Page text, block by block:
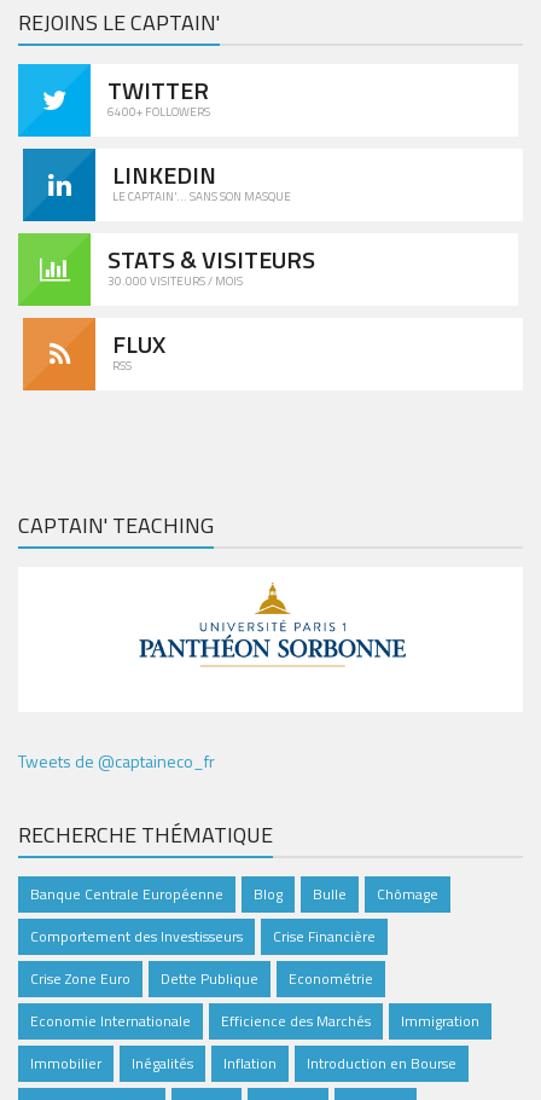
REJOINS LE CAPTAIN'
TWITTER
6400+ FOLLOWERS
LINKEDIN
LE CAPTAIN'... SANS SON MASQUE
STATS & VISITEURS
30.000 VISITEURS / MOIS
FLUX
RSS
CAPTAIN' TEACHING
Tweets de @captaineco_fr
RECHERCHE THÉMATIQUE
Banque Centrale Européenne Blog Bulle
Chômage
Comportement des Investisseurs
Crise Financière
Crise Zone Euro
Dette Publique
Econométrie
Economie Internationale
Efficience des Marchés
Immigration
Immobilier
Inégalités Inflation
Introduction en Bourse